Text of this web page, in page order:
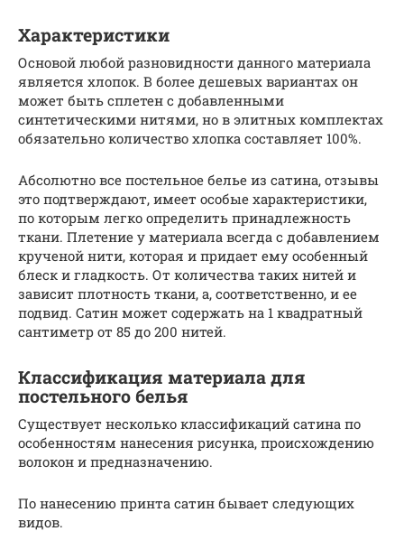
Характеристики
Основой любой разновидности данного материала
является хлопок. В более дешевых вариантах он
может быть сплетен с добавленными
синтетическими нитями, но в элитных комплектах
обязательно количество хлопка составляет 100%.
Абсолютно все постельное белье из сатина, отзывы
это подтверждают, имеет особые характеристики,
по которым легко определить принадлежность
ткани. Плетение у материала всегда с добавлением
крученой нити, которая и придает ему особенный
блеск и гладкость. От количества таких нитей и
зависит плотность ткани, а, соответственно, и ее
подвид. Сатин может содержать на 1 квадратный
сантиметр от 85 до 200 нитей.
Классификация материала для
постельного белья
Существует несколько классификаций сатина по
особенностям нанесения рисунка, происхождению
волокон и предназначению.
По нанесению принта сатин бывает следующих
видов.